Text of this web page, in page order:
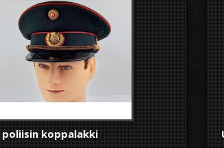
koppalakki